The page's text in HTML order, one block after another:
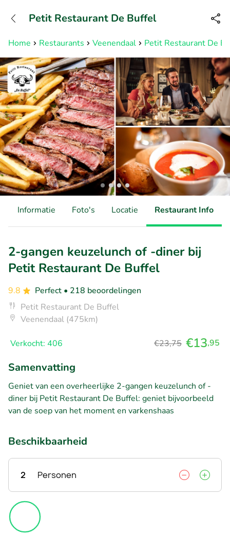
Bereikbaar tot 23:00 uur
Home Restaurants Veenendaal Petit Restaurant De
Petit Restaurant De Buffel
Informatie Foto's Locatie Restaurant Info
2-gangen keuzelunch of -diner bij
Petit Restaurant De Buffel
9.8 Perfect • 218 beoordelingen
Petit Restaurant De Buffel
Veenendaal (475km)
Verkocht: 406 €23,75 €13,95
Samenvatting
Geniet van een overheerlijke 2-gangen keuzelunch of -
diner bij Petit Restaurant De Buffel: geniet bijvoorbeeld
van de soep van het moment en varkenshaas
Beschikbaarheid
2 Personen